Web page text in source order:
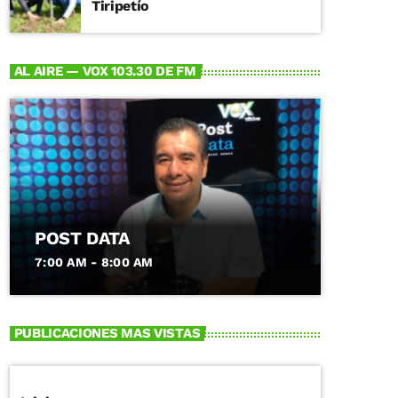
Tiripetío
AL AIRE — VOX 103.30 DE FM
POST DATA
7:00 AM - 8:00 AM
PUBLICACIONES MAS VISTAS